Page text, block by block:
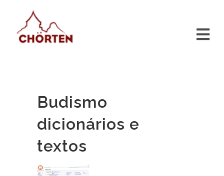
Budismo
dicionários e
textos